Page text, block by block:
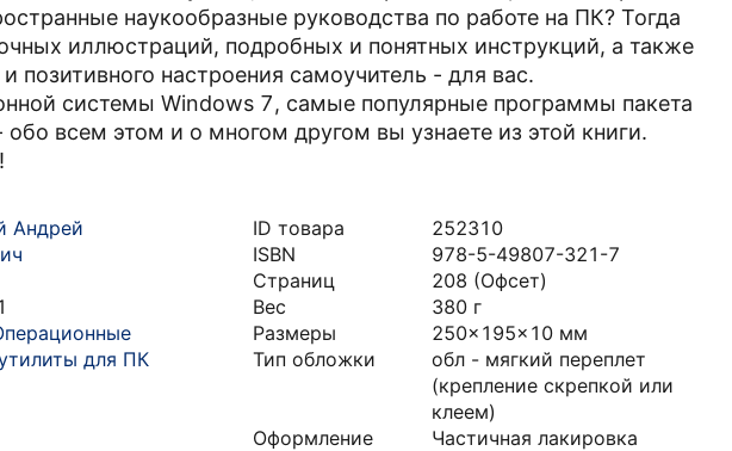
наукообразные руководства по работе на ПК? Тогда
иллюстраций, подробных и понятных инструкций, а также
позитивного настроения самоучитель - для вас.
системы Windows 7, самые популярные программы пакета
всем этом и о многом другом вы узнаете из этой книги.
Андрей
для ПК
ID товара
252310
ISBN
978-5-49807-321-7
Страниц
208 (Офсет)
Вес
380 г
Размеры
250x195x10 мм
Тип обложки
обл - мягкий переплет
(крепление скрепкой или
клеем)
Оформление
Частичная лакировка